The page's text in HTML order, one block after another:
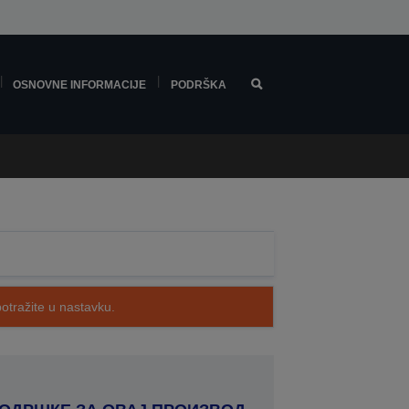
OSNOVNE INFORMACIJE PODRŠKA
u nastavku.